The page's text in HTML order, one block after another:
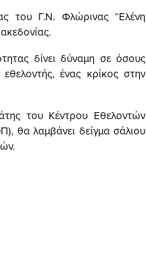
του Γ.Ν. Φλώρινας “Ελένη
δίνει δύναμη σε όσους
ένας κρίκος στην
του Κέντρου Εθελοντών
θα λαμβάνει δείγμα σάλιου